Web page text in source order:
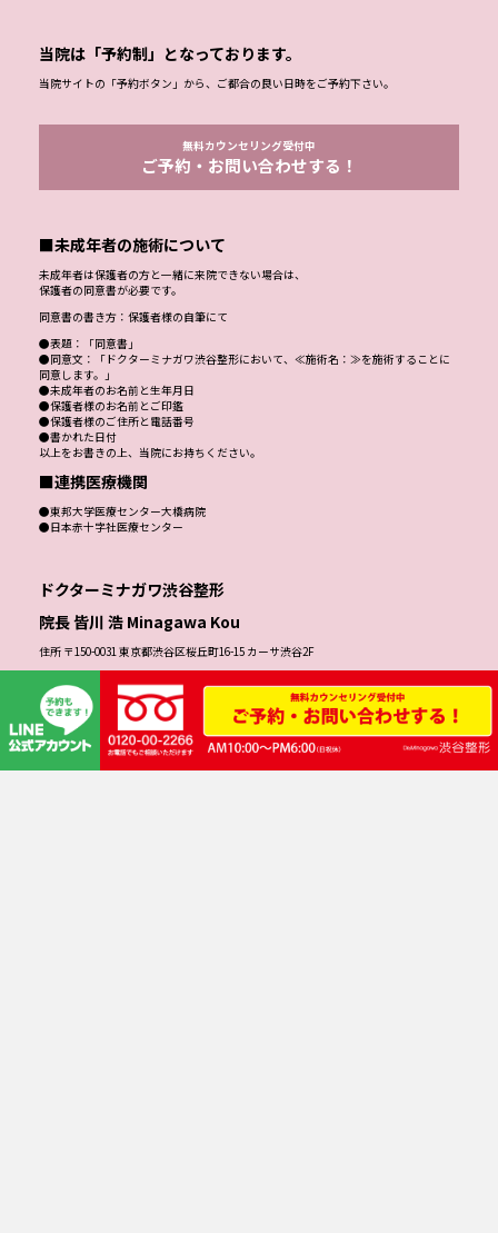
当院は「予約制」となっております。
当院サイトの「予約ボタン」から、ご都合の良い日時をご予約下さい。
無料カウンセリング受付中
ご予約・お問い合わせする！
■未成年者の施術について
未成年者は保護者の方と一緒に来院できない場合は、
保護者の同意書が必要です。
同意書の書き方：保護者様の自筆にて
●表題：「同意書」
●同意文：「ドクターミナガワ渋谷整形において、≪施術名：≫を施術することに
同意します。」
●未成年者のお名前と生年月日
●保護者様のお名前とご印鑑
●保護者様のご住所と電話番号
●書かれた日付
以上をお書きの上、当院にお持ちください。
■連携医療機関
●東邦大学医療センター大橋病院
●日本赤十字社医療センター
ドクターミナガワ渋谷整形
院長 皆川 浩 Minagawa Kou
住所 〒150-0031 東京都渋谷区桜丘町16-15 カーサ渋谷2F
こちらは患者様専用の回線となっております。営業のお電話は一切お受けできかね
ます。
路線 井の頭線 渋谷駅